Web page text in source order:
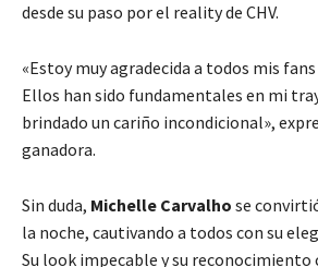
desde su paso por el reality de CHV.
«Estoy muy agradecida a todos mis
Ellos han sido fundamentales en mi
brindado un cariño incondicional»,
ganadora.
Sin duda, Michelle Carvalho se
la noche, cautivando a todos con su
Su look impecable y su reconocimiento